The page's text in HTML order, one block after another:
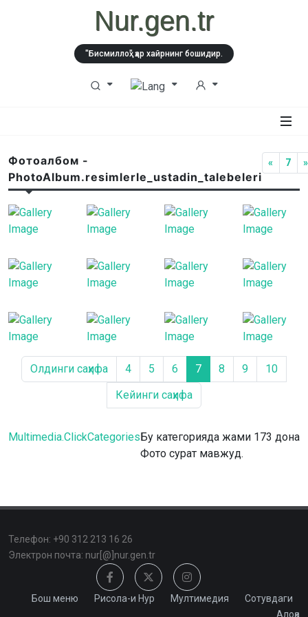
Nur.gen.tr
"Бисмиллоҳ" ҳар хайрнинг бошидир.
Фотоалбом -
PhotoAlbum.resimlerle_ustadin_talebeleri
« 7 »
Олдинги саҳифа 4 5 6 7 8 9
10
Кейинги саҳифа
Multimedia.ClickCategoriesБу категорияда жами 173 дона
Фото сурат мавжуд.
Телефон: +90 312 213 16 26
Электрон почта: nur[@]nur.gen.tr
Бош меню Рисола-и Нур Мултимедия
Сотувдаги
Алоқа